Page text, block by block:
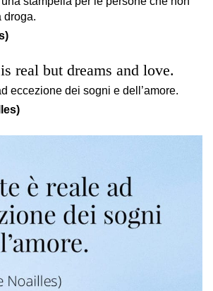
droga.
real but dreams and love.
eccezione dei sogni e dell’amore.